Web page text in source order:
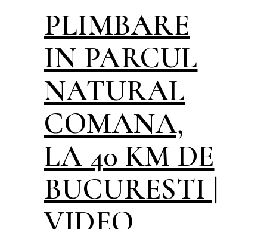
PLIMBARE
IN PARCUL
NATURAL
COMANA,
LA 40 KM DE
BUCURESTI |